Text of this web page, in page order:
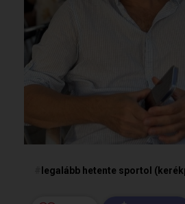
legalább hetente sportol